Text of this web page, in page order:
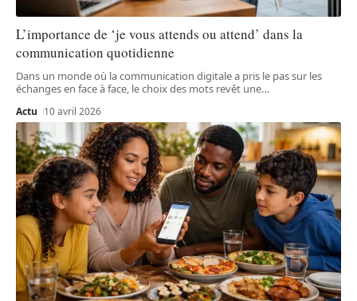
L’importance de ‘je vous attends ou attend’ dans la
communication quotidienne
Dans un monde où la communication digitale a pris le pas sur les
échanges en face à face, le choix des mots revêt une…
Actu 10 avril 2026